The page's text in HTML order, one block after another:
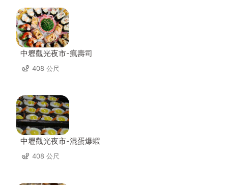
中壢觀光夜市-瘋壽司
408 公尺
中壢觀光夜市-混蛋爆蝦
408 公尺